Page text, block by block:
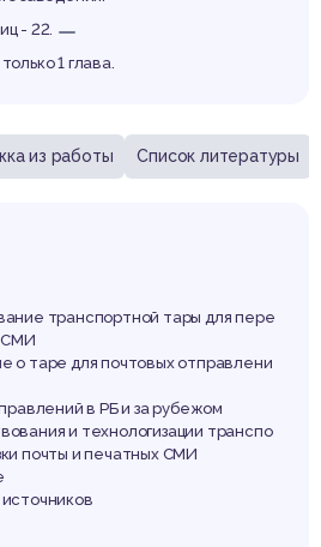
из работы Список литературы
транспортной тары для пере
СМИ
о таре для почтовых отправлени
в РБ и за рубежом
и технологизации транспо
почты и печатных СМИ
- 22.
1 глава.